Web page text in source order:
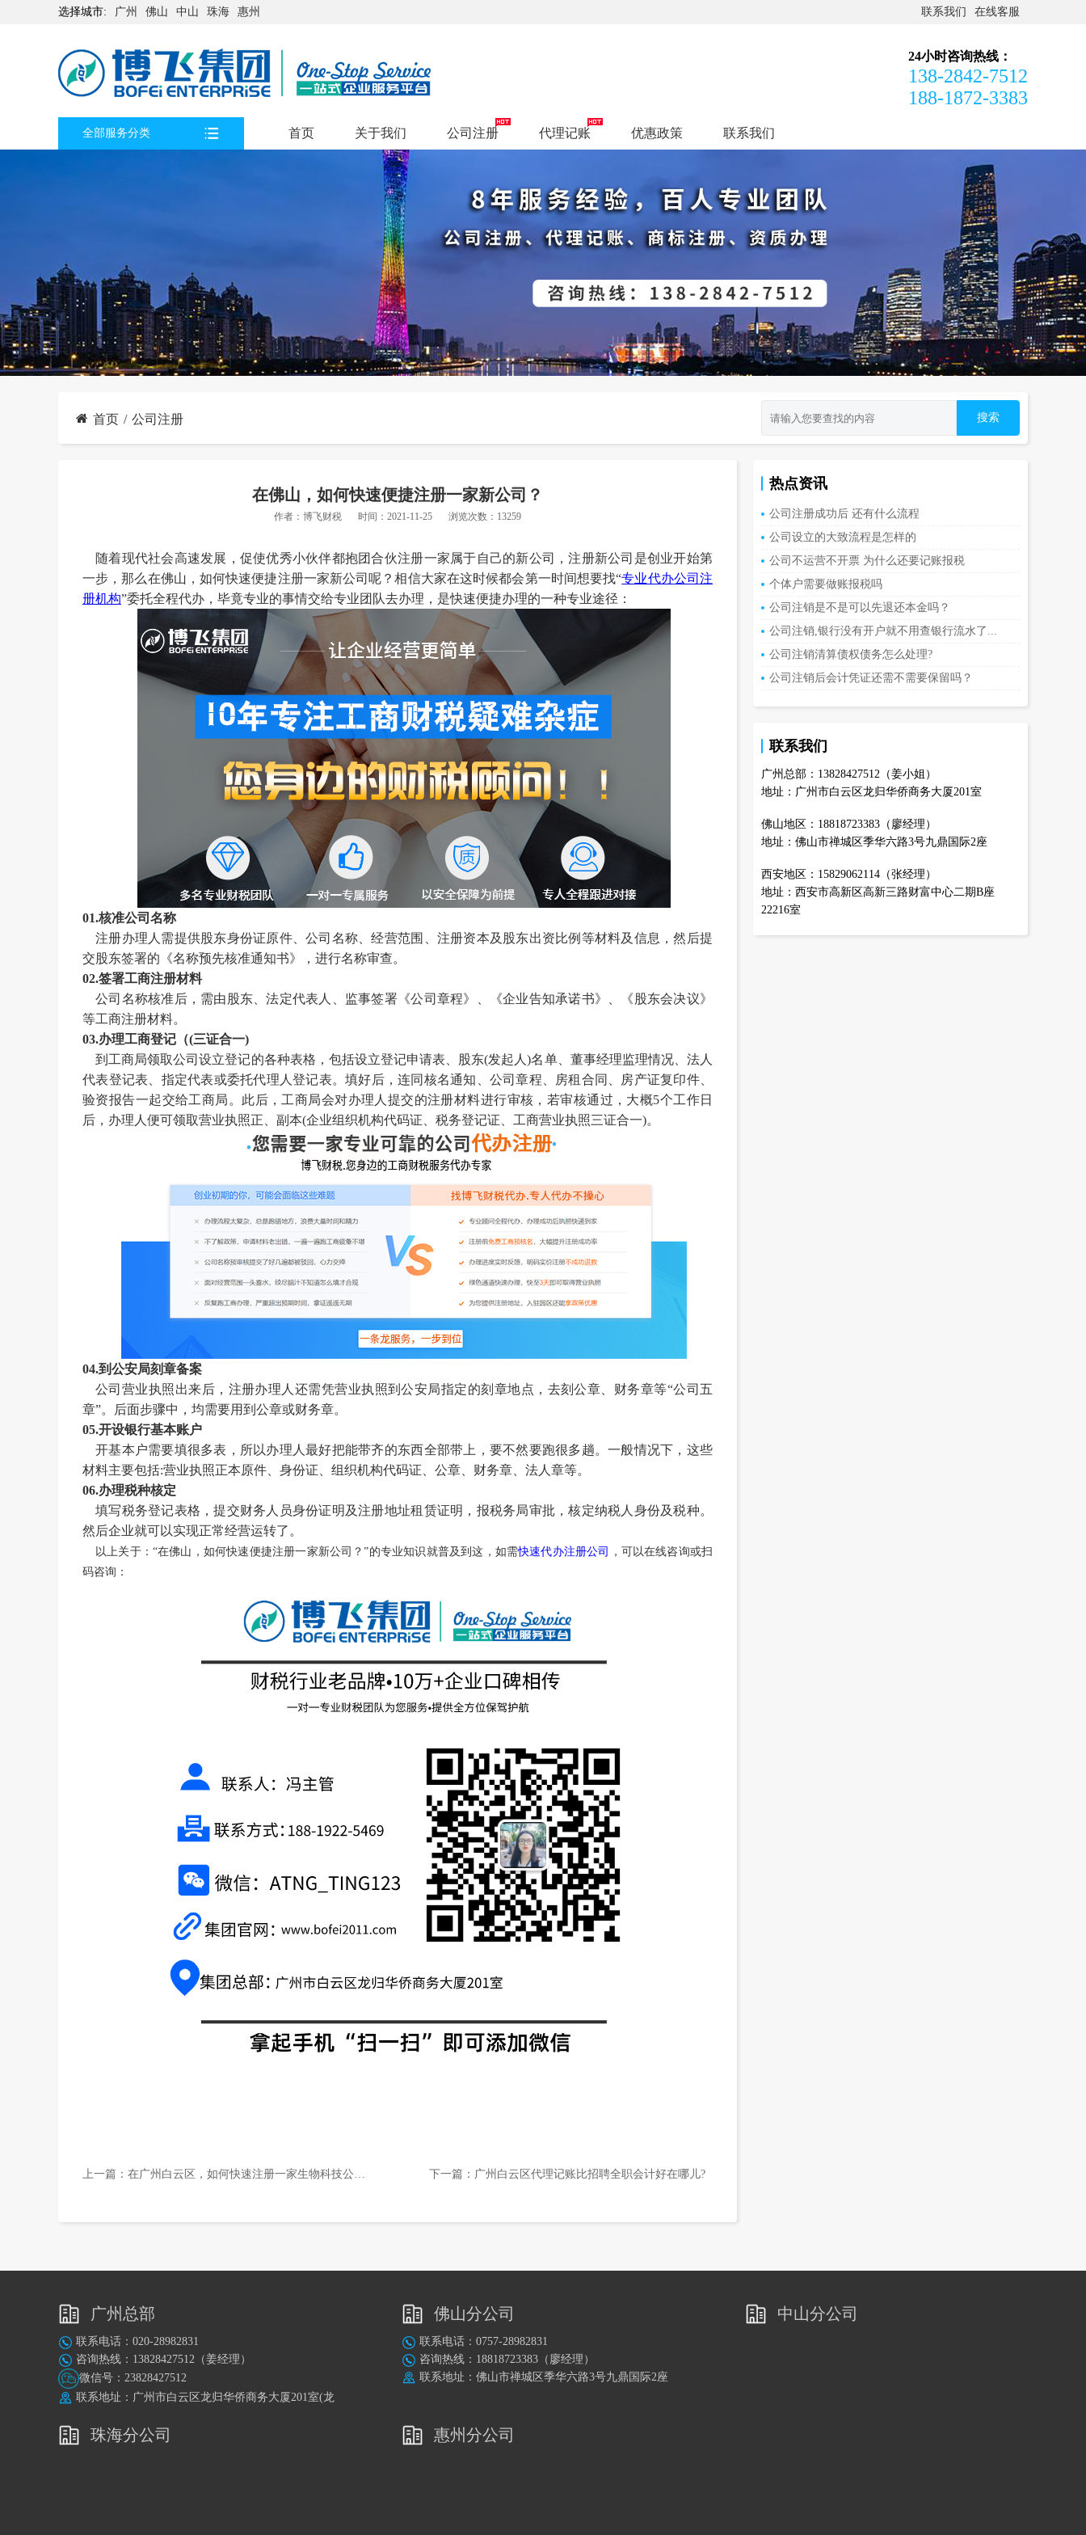
选择城市: 广州 佛山 中山 珠海 惠州 联系我们 在线客服
24小时咨询热线：
138-2842-7512
188-1872-3383
全部服务分类 首页 关于我们 公司注册 代理记账 优惠政策 联系我们
首页 公司注册
在佛山，如何快速便捷注册一家新公司？
作者： 博飞财税 时间：2021-11-25 浏览次数：13259
随着现代社会高速发展，促使优秀小伙伴都抱团合伙注册一家属于自己的新公司，注册新公司是创业开始第
一步，那么在佛山，如何快速便捷注册一家新公司呢？相信大家在这时候都会第一时间想要找“专业代办公司注
册机构”委托全程代办，毕竟专业的事情交给专业团队去办理，是快速便捷办理的一种专业途径：
01.核准公司名称
注册办理人需提供股东身份证原件、公司名称、经营范围、注册资本及股东出资比例等材料及信息，然后提
交股东签署的《名称预先核准通知书》，进行名称审查。
02.签署工商注册材料
公司名称核准后，需由股东、法定代表人、监事签署《公司章程》、《企业告知承诺书》、《股东会决议》
等工商注册材料。
03.办理工商登记（(三证合一)
到工商局领取公司设立登记的各种表格，包括设立登记申请表、股东(发起人)名单、董事经理监理情况、法人
代表登记表、指定代表或委托代理人登记表。填好后，连同核名通知、公司章程、房租合同、房产证复印件、
验资报告一起交给工商局。此后，工商局会对办理人提交的注册材料进行审核，若审核通过，大概5个工作日
后，办理人便可领取营业执照正、副本(企业组织机构代码证、税务登记证、工商营业执照三证合一)。
04.到公安局刻章备案
公司营业执照出来后，注册办理人还需凭营业执照到公安局指定的刻章地点，去刻公章、财务章等“公司五
章”。后面步骤中，均需要用到公章或财务章。
05.开设银行基本账户
开基本户需要填很多表，所以办理人最好把能带齐的东西全部带上，要不然要跑很多趟。一般情况下，这些
材料主要包括:营业执照正本原件、身份证、组织机构代码证、公章、财务章、法人章等。
06.办理税种核定
填写税务登记表格，提交财务人员身份证明及注册地址租赁证明，报税务局审批，核定纳税人身份及税种。
然后企业就可以实现正常经营运转了。
以上关于：“在佛山，如何快速便捷注册一家新公司？”的专业知识就普及到这，如需快速代办注册公司
，可以在线咨询或扫
码咨询：
上一篇： 在广州白云区，如何快速注册一家生物科技公司？ 下一篇： 广州白云区代理记账比招聘全职会计好在哪儿?
热点资讯
公司注册成功后 还有什么流程
公司设立的大致流程是怎样的
公司不运营不开票 为什么还要记账报税
个体户需要做账报税吗
公司注销是不是可以先退还本金吗？
公司注销,银行没有开户就不用查银行流水了...
公司注销清算债权债务怎么处理?
公司注销后会计凭证还需不需要保留吗？
联系我们
广州总部：13828427512（姜小姐）
地址：广州市白云区龙归华侨商务大厦201室
佛山地区：18818723383（廖经理）
地址：佛山市禅城区季华六路3号九鼎国际2座
西安地区：15829062114（张经理）
地址：西安市高新区高新三路财富中心二期B座
22216室
广州总部
联系电话：020-28982831
咨询热线：13828427512（姜经理）
微信号：23828427512
联系地址：广州市白云区龙归华侨商务大厦201室(龙
佛山分公司
联系电话：0757-28982831
咨询热线：18818723383（廖经理）
联系地址：佛山市禅城区季华六路3号九鼎国际2座
中山分公司
珠海分公司 惠州分公司